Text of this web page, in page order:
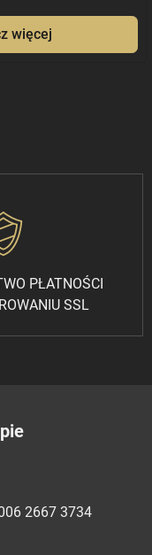
więcej
PŁATNOŚCI
SSL
2667 3734